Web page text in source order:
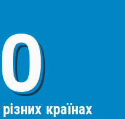
країнах